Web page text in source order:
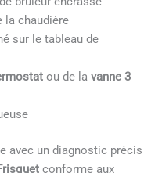
la chaudière
sur le tableau de
ou de lavanne 3
avec un diagnostic précis
conforme aux